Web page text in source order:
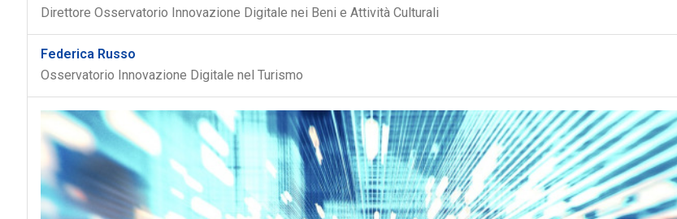
Direttore Osservatorio Innovazione Digitale nei Beni e Attività Culturali
Federica Russo
Osservatorio Innovazione Digitale nel Turismo